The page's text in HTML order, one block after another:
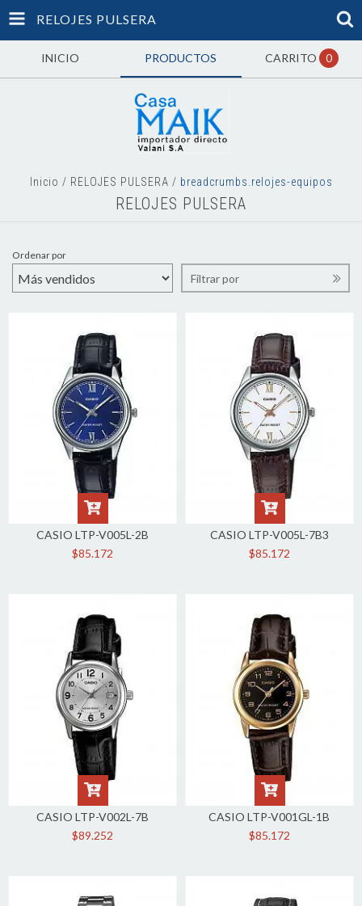
RELOJES PULSERA
INICIO PRODUCTOS CARRITO 0
Inicio / RELOJES PULSERA / breadcrumbs.relojes-equipos
RELOJES PULSERA
Ordenar por
Filtrar por
CASIO LTP-V005L-2B
$85.172
CASIO LTP-V005L-7B3
$85.172
CASIO LTP-V002L-7B
$89.252
CASIO LTP-V001GL-1B
$85.172